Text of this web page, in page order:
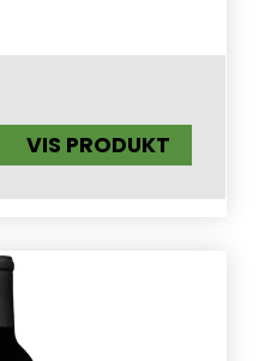
VIS PRODUKT